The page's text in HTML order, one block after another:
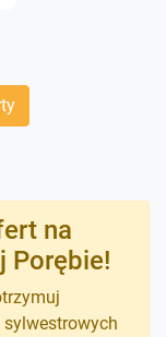
na
Porębie!